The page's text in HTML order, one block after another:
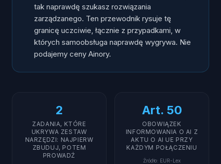
tak naprawdę szukasz rozwiązania
zarządzanego. Ten przewodnik rysuje tę
granicę uczciwie, łącznie z przypadkami, w
których samoobsługa naprawdę wygrywa. Nie
podajemy ceny Ainory.
2
ZADANIA, KTÓRE
UKRYWA ZESTAW
NARZĘDZI: NAJPIERW
ZBUDUJ, POTEM
PROWADŹ
Art. 50
OBOWIĄZEK
INFORMOWANIA O AI Z
AKTU O AI UE PRZY
KAŻDYM POŁĄCZENIU
Źródło: EUR-Lex